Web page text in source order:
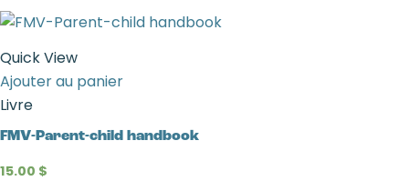
Quick View
Ajouter au panier
Livre
FMV-Parent-child handbook
15.00 $